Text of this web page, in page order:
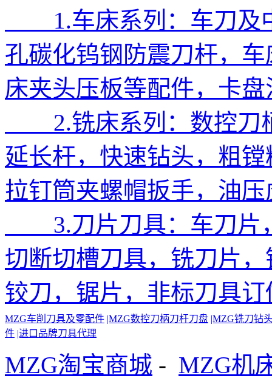
1.车床系列：车刀及
孔碳化钨钢防震刀杆，
床夹头压板等配件，卡
2.铣床系列：数控刀
延长杆，快速钻头，粗
拉钉筒夹螺帽扳手，油
3.刀片刀具：车刀片
切断切槽刀具，铣刀片
铰刀，锯片，非标刀具订
MZG车削刀具及零配件 |MZG数控刀柄刀杆刀盘 |MZG铣刀钻
件 |进口品牌刀具代理
MZG淘宝商城 - MZG机